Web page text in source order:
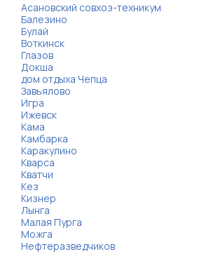
Асановский совхоз-техникум
Балезино
Булай
Воткинск
Глазов
Докша
дом отдыха Чепца
Завьялово
Игра
Ижевск
Кама
Камбарка
Каракулино
Кварса
Кватчи
Кез
Кизнер
Лынга
Малая Пурга
Можга
Нефтеразведчиков